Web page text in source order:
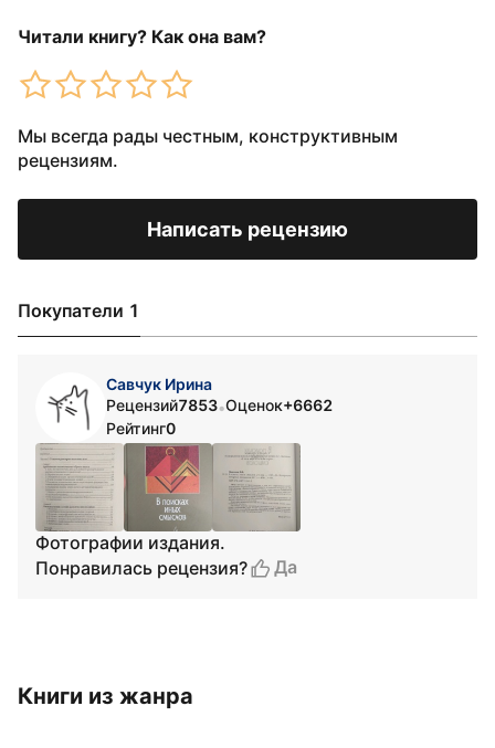
Читали книгу? Как она вам?
Мы всегда рады честным, конструктивным
рецензиям.
Написать рецензию
Покупатели 1
Савчук Ирина
Рецензий7853•Оценок+6662
Рейтинг0
Фотографии издания.
Понравилась рецензия?
Да
Книги из жанра